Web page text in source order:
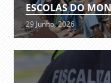
ESCOLAS DO
29 Junho, 2026